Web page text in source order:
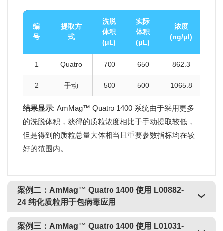
编
号
提取方
式
洗脱
体积
(μL)
实际
体积
(μL)
浓度
(ng/μl)
1 Quatro 700 650 862.3
2 手动 500 500 1065.8
结果显示: AmMag™ Quatro 1400 系统由于采用更多
的洗脱体积，获得的质粒浓度相比于手动提取较低，
但是得到的质粒总量大体相当且重要参数指标均在较
好的范围内。
案例二：AmMag™ Quatro 1400 使用 L00882-
24 纯化质粒用于包病毒应用
案例三：AmMag™ Quatro 1400 使用 L01031-